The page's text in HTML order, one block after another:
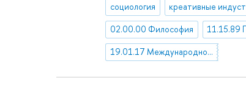
социология креативные
02.00.00 Философия
19.01.17 Международное сотрудничество в области изучения проблем массовой коммуникации